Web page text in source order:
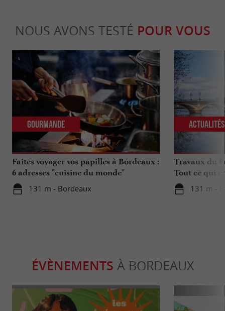
NOUS AVONS TESTÉ POUR VOUS
Faites voyager vos papilles à Bordeaux :
6 adresses "cuisine du monde"
131 m - Bordeaux
Gourmande
Travaux du
Tout ce qui
131 m -
Actualités
ÉVÈNEMENTS À BORDEAUX